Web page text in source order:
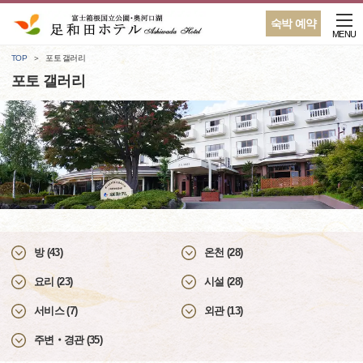
숙박 예약
MENU
TOP 포토 갤러리
포토 갤러리
방 (43) 온천 (28)
요리 (23) 시설 (28)
서비스 (7) 외관 (13)
주변‧경관 (35)